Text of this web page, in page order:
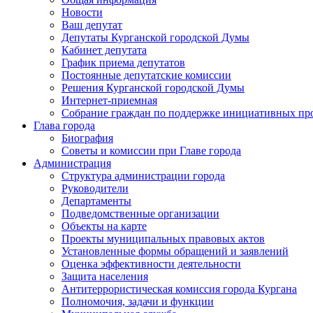
Новости
Ваш депутат
Депутаты Курганской городской Думы
Кабинет депутата
График приема депутатов
Постоянные депутатские комиссии
Решения Курганской городской Думы
Интернет-приемная
Собрание граждан по поддержке инициативных
Глава города
Биография
Советы и комиссии при Главе города
Администрация
Структура администрации города
Руководители
Департаменты
Подведомственные организации
Объекты на карте
Проекты муниципальных правовых актов
Установленные формы обращений и заявлений
Оценка эффективности деятельности
Защита населения
Антитеррористическая комиссия города Кургана
Полномочия, задачи и функции